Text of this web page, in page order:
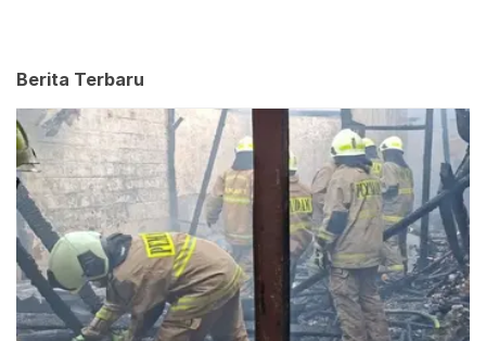
Berita Terbaru